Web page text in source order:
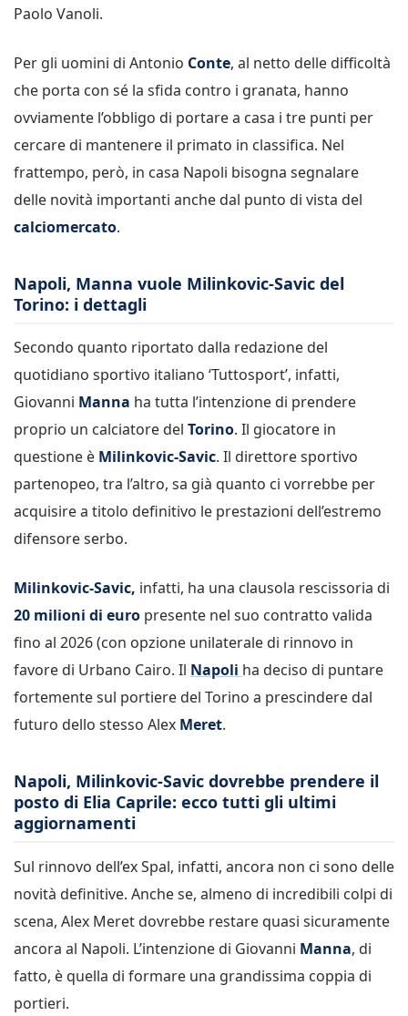
Paolo Vanoli.
Per gli uomini di Antonio Conte, al netto delle difficoltà
che porta con sé la sfida contro i granata, hanno
ovviamente l’obbligo di portare a casa i tre punti per
cercare di mantenere il primato in classifica. Nel
frattempo, però, in casa Napoli bisogna segnalare
delle novità importanti anche dal punto di vista del
calciomercato.
Napoli, Manna vuole Milinkovic-Savic del
Torino: i dettagli
Secondo quanto riportato dalla redazione del
quotidiano sportivo italiano ‘Tuttosport’, infatti,
Giovanni Manna ha tutta l’intenzione di prendere
proprio un calciatore del Torino. Il giocatore in
questione è Milinkovic-Savic. Il direttore sportivo
partenopeo, tra l’altro, sa già quanto ci vorrebbe per
acquisire a titolo definitivo le prestazioni dell’estremo
difensore serbo.
Milinkovic-Savic, infatti, ha una clausola rescissoria di
20 milioni di euro presente nel suo contratto valida
fino al 2026 (con opzione unilaterale di rinnovo in
favore di Urbano Cairo. Il Napoli ha deciso di puntare
fortemente sul portiere del Torino a prescindere dal
futuro dello stesso Alex Meret.
Napoli, Milinkovic-Savic dovrebbe prendere il
posto di Elia Caprile: ecco tutti gli ultimi
aggiornamenti
Sul rinnovo dell’ex Spal, infatti, ancora non ci sono delle
novità definitive. Anche se, almeno di incredibili colpi di
scena, Alex Meret dovrebbe restare quasi sicuramente
ancora al Napoli. L’intenzione di Giovanni Manna, di
fatto, è quella di formare una grandissima coppia di
portieri.